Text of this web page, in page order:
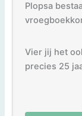
Plopsa
Vier jij het
precies 25